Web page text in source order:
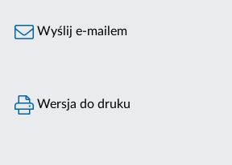
Wyślij e-mailem
Wersja do druku